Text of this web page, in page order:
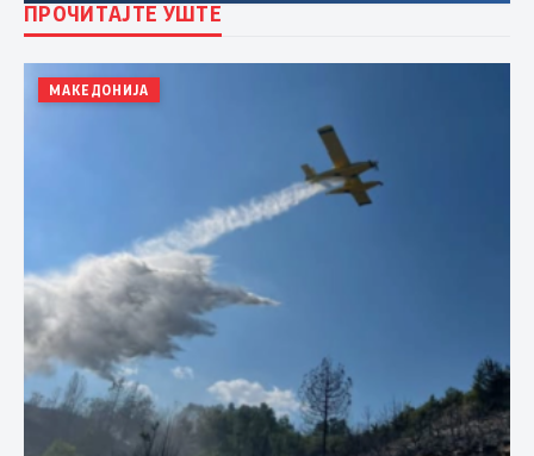
ПРОЧИТАЈТЕ УШТЕ
МАКЕДОНИЈА